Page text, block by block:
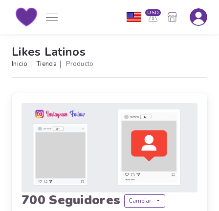
USD
Likes Latinos
Inicio Tienda Producto
700 Seguidores Cambiar